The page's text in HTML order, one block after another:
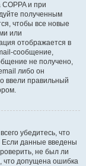
и при
полученным
чтобы все новые
или
отображается в
сообщение,
не получено,
либо он
ввели правильный
убедитесь, что
Если данные введены
не был ли
что допущена ошибка